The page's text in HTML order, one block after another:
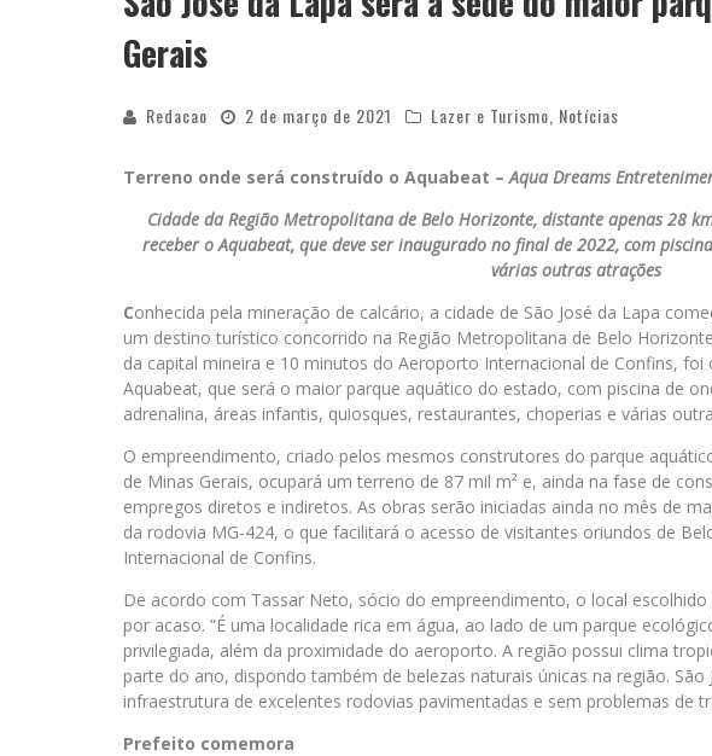
Gerais
Redacao 2 de março de 2021 Lazer e Turismo Notícias
Terreno onde será construído o Aquabeat –Aqua Dreams
Cidade da Região Metropolitana de Belo Horizonte, distante apenas 28
receber o Aquabeat, que deve ser inaugurado no final de 2022, com
várias outras atrações
Conhecida pela mineração de calcário, a cidade de São José da Lapa
um destino turístico concorrido na Região Metropolitana de Belo
da capital mineira e 10 minutos do Aeroporto Internacional de Confins, foi
Aquabeat, que será o maior parque aquático do estado, com piscina de
adrenalina, áreas infantis, quiosques, restaurantes, choperias e várias
O empreendimento, criado pelos mesmos construtores do parque
de Minas Gerais, ocupará um terreno de 87 mil m² e, ainda na fase de
empregos diretos e indiretos. As obras serão iniciadas ainda no mês de
da rodovia MG-424, o que facilitará o acesso de visitantes oriundos de
Internacional de Confins.
De acordo com Tassar Neto, sócio do empreendimento, o local
por acaso. “É uma localidade rica em água, ao lado de um parque
privilegiada, além da proximidade do aeroporto. A região possui clima
parte do ano, dispondo também de belezas naturais únicas na região.
infraestrutura de excelentes rodovias pavimentadas e sem problemas de
Prefeito comemora